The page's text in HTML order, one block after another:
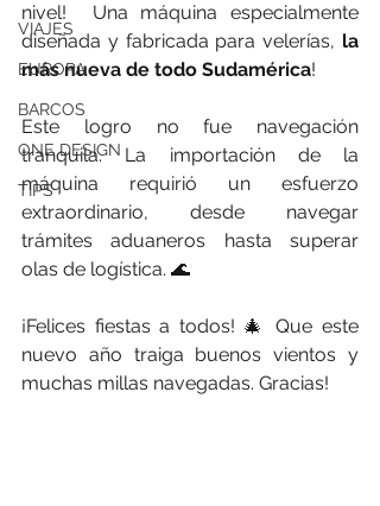
VIAJES
EUROPA
BARCOS
ONE DESIGN
TIPS
nivel!  Una máquina especialmente
diseñada y fabricada para velerías, la
más nueva de todo Sudamérica!
Este logro no fue navegación
tranquila. La importación de la
máquina requirió un esfuerzo
extraordinario, desde navegar
trámites aduaneros hasta superar
olas de logística. 🌊
¡Felices fiestas a todos! 🎄 Que este
nuevo año traiga buenos vientos y
muchas millas navegadas. Gracias!